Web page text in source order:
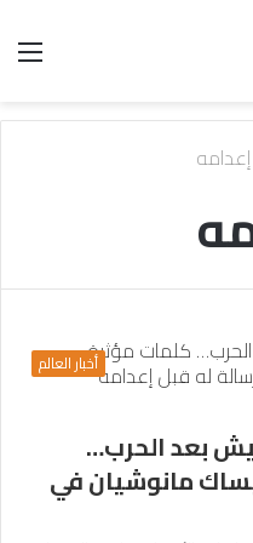
إعدامه
أخبار العالم
بعد الحرب…
مانوشيان في